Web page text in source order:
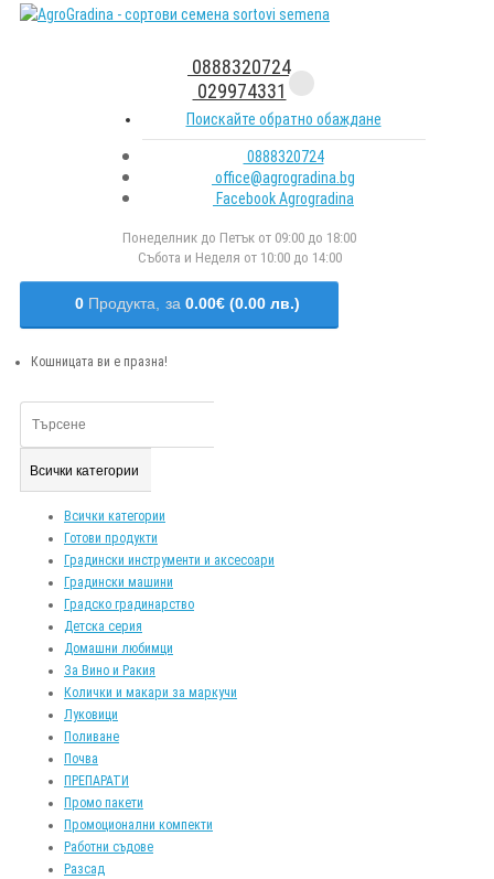
0888320724
029974331
Поискайте обратно обаждане
0888320724
office@agrogradina.bg
Facebook Agrogradina
Понеделник до Петък от 09:00 до 18:00
Събота и Неделя от 10:00 до 14:00
0 Продукта, за 0.00€ (0.00 лв.)
Кошницата ви е празна!
Всички категории
Всички категории
Готови продукти
Градински инструменти и аксесоари
Градински машини
Градско градинарство
Детска серия
Домашни любимци
За Вино и Ракия
Колички и макари за маркучи
Луковици
Поливане
Почва
ПРЕПАРАТИ
Промо пакети
Промоционални компекти
Работни съдове
Разсад